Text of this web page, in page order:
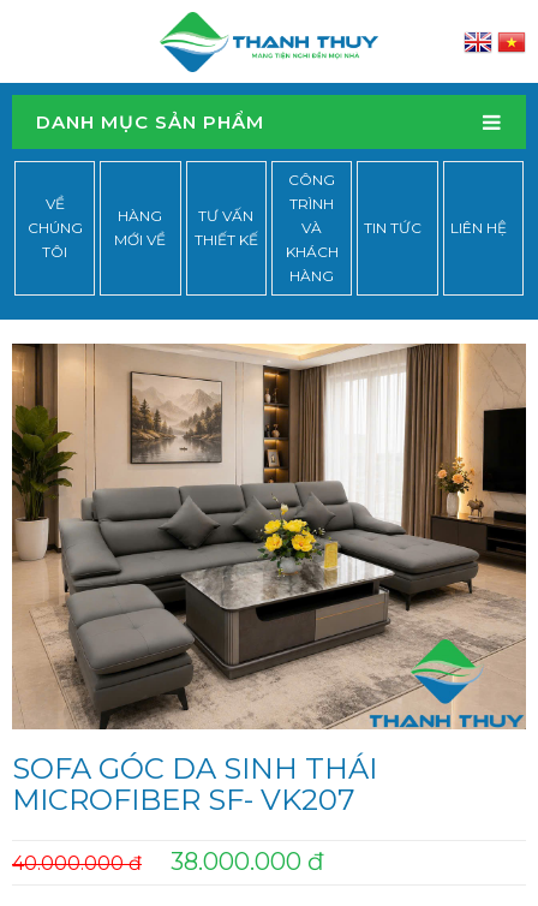
DANH MỤC SẢN PHẨM
VỀ
CHÚNG
TÔI
HÀNG
MỚI VỀ
TƯ VẤN
THIẾT KẾ
CÔNG
TRÌNH
VÀ
KHÁCH
HÀNG
TIN TỨC LIÊN HỆ
SOFA GÓC DA SINH THÁI
MICROFIBER SF- VK207
40.000.000 đ 38.000.000 đ